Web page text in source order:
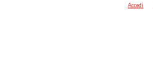
Accedi